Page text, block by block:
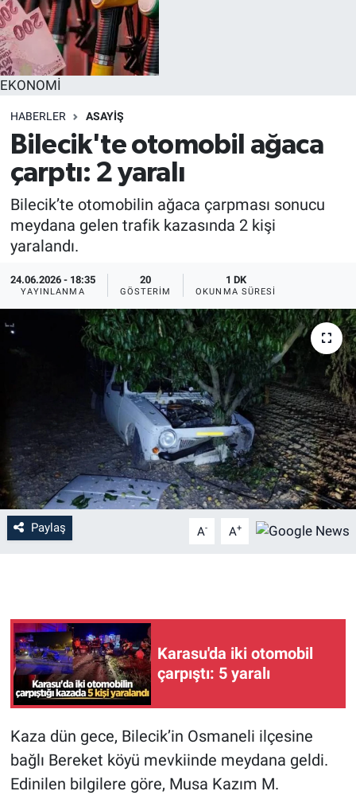
EKONOMİ
HABERLER ASAYİŞ
Bilecik'te otomobil ağaca
çarptı: 2 yaralı
Bilecik’te otomobilin ağaca çarpması sonucu
meydana gelen trafik kazasında 2 kişi
yaralandı.
24.06.2026 - 18:35
YAYINLANMA
20
GÖSTERIM
1 DK
OKUNMA SÜRESI
Paylaş A- A+
Karasu'da iki otomobil
çarpıştı: 5 yaralı
Kaza dün gece, Bilecik’in Osmaneli ilçesine
bağlı Bereket köyü mevkiinde meydana geldi.
Edinilen bilgilere göre, Musa Kazım M.
EĞİTİM
MAGAZİN
ÖZEL HABER
HALK54 PANORAMA